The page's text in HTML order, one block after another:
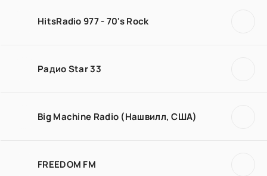
HitsRadio 977 - 70's Rock
Радио Star 33
Big Machine Radio (Нашвилл, США)
FREEDOM FM